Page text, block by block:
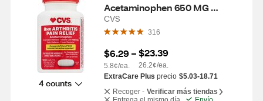
4 counts
Acetaminophen 650 MG
Caplets, 100 CT
CVS
316
$6.29 –
5.8¢/ea.
$23.39
26.2¢/ea.
ExtraCare Plus precio $5.03-18.71
Recoger - Verificar más tiendas